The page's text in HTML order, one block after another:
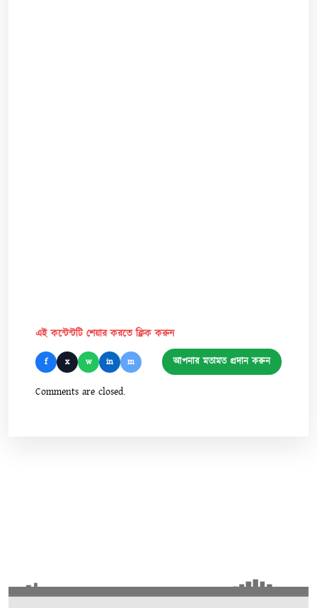
এই কন্টেন্টটি শেয়ার করতে ক্লিক করুন
f x w in m আপনার মতামত প্রদান করুন
Comments are closed.